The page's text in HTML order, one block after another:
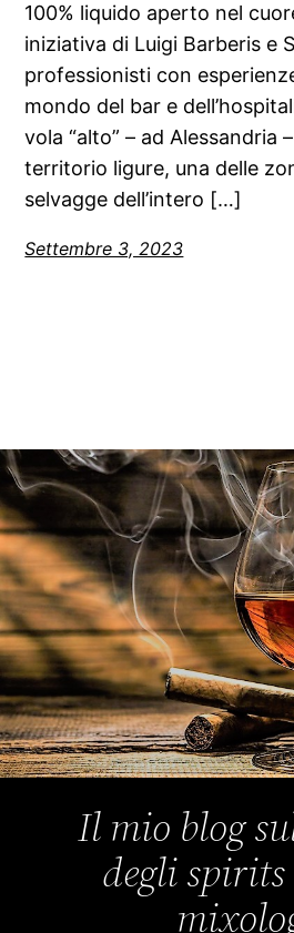
100% liquido aperto nel
iniziativa di Luigi Barberis e
professionisti con
mondo del bar e
vola “alto” – ad Alessandria
territorio ligure, una delle
selvagge dell’intero […]
Settembre 3, 2023
Il mio blog
degli spirits